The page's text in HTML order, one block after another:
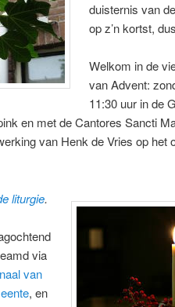
duisternis van
op z’n kortst,
Welkom in de
van Advent:
11:30 uur in de
en met de Cantores Sancti
van Henk de Vries op het
liturgie.
via
van
, en